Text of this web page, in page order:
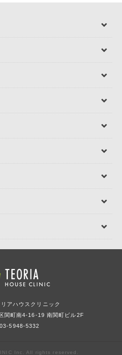
アハウスクリニック
関町南4-16-19 南関町ビル2F
5948-5332
Inc. All rights reserved.